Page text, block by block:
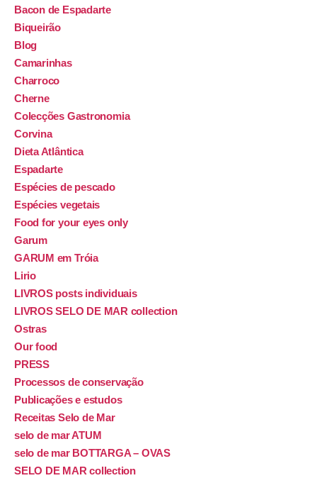
Bacon de Espadarte
Biqueirão
Blog
Camarinhas
Charroco
Cherne
Colecções Gastronomia
Corvina
Dieta Atlântica
Espadarte
Espécies de pescado
Espécies vegetais
Food for your eyes only
Garum
GARUM em Tróia
Lirio
LIVROS posts individuais
LIVROS SELO DE MAR collection
Ostras
Our food
PRESS
Processos de conservação
Publicações e estudos
Receitas Selo de Mar
selo de mar ATUM
selo de mar BOTTARGA – OVAS
SELO DE MAR collection